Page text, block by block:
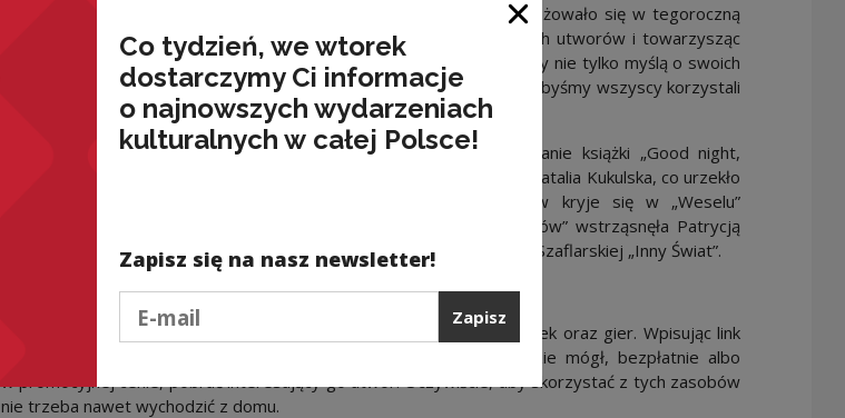
Blisko 80 artystów ze świata filmu, literatury i muzyki mocno zaangażowało się w tegoroczną
edycję Kultury Na Widoku, nagrywając zapowiedzi do poszczególnych utworów i towarzysząc
nam podczas trwania projektu. Nagrania są dowodem na to, że twórcy nie tylko myślą o swoich
odbiorcach, ale chcą być również blisko nich i że naprawdę zależy im, abyśmy wszyscy korzystali
z legalnych źródeł.
Z zapowiedzi dowiemy się, czym Janusz Głowacki przypłacił napisanie książki „Good night,
Dżerzi”, jakie wspomnienia związane z „Panem Samochodzikiem” ma Natalia Kukulska, co urzekło
Magdalenę Boczarską w płycie Nicka Cave’a, jaki obraz Polaków kryje się w „Weselu”
Wyspiańskiego zdaniem Tomasza Raczka, dlaczego „Sala samobójców” wstrząsnęła Patrycją
Markowską i jak Danuta Stenka zapowiada film biograficzny o Danucie Szaflarskiej „Inny Świat”.
Każdy, kto podejdzie do regałów, zobaczy okładki filmów, płyt, książek oraz gier. Wpisując link
do przeglądarki w urządzeniu mobilnym lub skanując kod QR będzie mógł, bezpłatnie albo
w promocyjnej cenie, pobrać interesujący go utwór. Oczywiście, aby skorzystać z tych zasobów
nie trzeba nawet wychodzić z domu.
Zamknij okno
Co tydzień, we wtorek
dostarczymy Ci informacje
o najnowszych wydarzeniach
kulturalnych w całej Polsce!
Zapisz się na nasz newsletter!
Zapisz